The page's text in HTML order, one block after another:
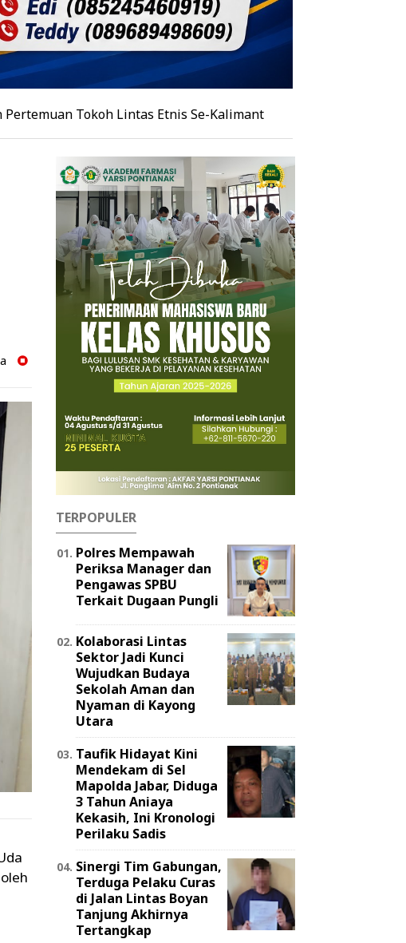
Tokoh Lintas Etnis Se-Kalimantan, Burhanudin Ahad Paparkan
TERPOPULER
Polres Mempawah
Periksa Manager dan
Pengawas SPBU
Terkait Dugaan Pungli
Kolaborasi Lintas
Sektor Jadi Kunci
Wujudkan Budaya
Sekolah Aman dan
Nyaman di Kayong
Utara
Taufik Hidayat Kini
Mendekam di Sel
Mapolda Jabar, Diduga
3 Tahun Aniaya
Kekasih, Ini Kronologi
Perilaku Sadis
Sinergi Tim Gabungan,
Terduga Pelaku Curas
di Jalan Lintas Boyan
Tanjung Akhirnya
Tertangkap